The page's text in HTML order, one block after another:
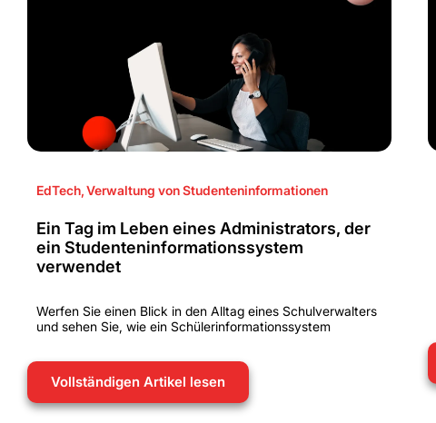
EdTech,Verwaltung von Studenteninformationen
Ein Tag im Leben eines Administrators, der
ein Studenteninformationssystem
verwendet
Werfen Sie einen Blick in den Alltag eines Schulverwalters
und sehen Sie, wie ein Schülerinformationssystem
Vollständigen Artikel lesen